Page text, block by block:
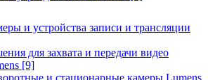
и устройства записи и трансляции
для захвата и передачи видео
[9]
и стационарные камеры Lumens